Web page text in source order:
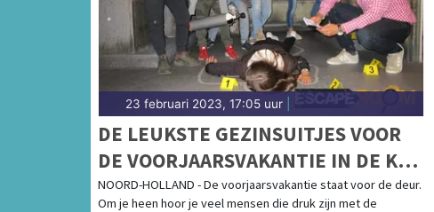
23 februari 2023, 17:05 uur
DE LEUKSTE GEZINSUITJES VOOR
DE VOORJAARSVAKANTIE IN DE KOP
VAN NOORD-HOLLAND
NOORD-HOLLAND - De voorjaarsvakantie staat voor de deur.
Om je heen hoor je veel mensen die druk zijn met de